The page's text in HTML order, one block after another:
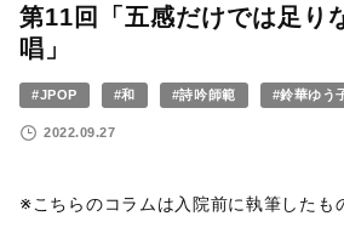
第11回「五感だけでは足り
唱」
#JPOP #和 #詩吟師範 #鈴華ゆう
2022.09.27
※こちらのコラムは入院前に執筆したも